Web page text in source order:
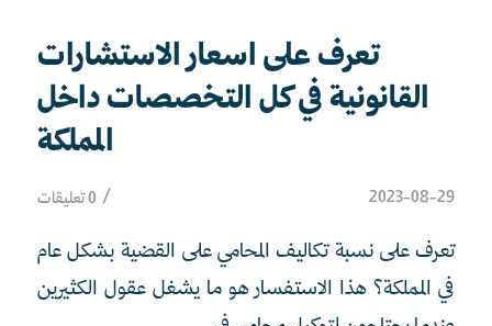
تعرف على اسعار الاستشارات
القانونية في كل التخصصات داخل
المملكة
2023-08-29
/ 0 تعليقات
تعرف على نسبة تكاليف المحامي على القضية بشكل عام
في المملكة؟ هذا الاستفسار هو ما يشغل عقول الكثيرين